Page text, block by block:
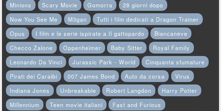
Minions Scary Movie Gomorra
28 giorni dopo
Now You See Me
M3gan
Tutti i film dedicati a Dragon Trainer
Opus
I film e le serie ispirate a Il gattopardo
Biancaneve
Checco Zalone
Oppenheimer Baby Sitter
Royal Family
Leonardo Da Vinci
Jurassic Park - World
Cinquanta sfumature
Pirati dei Caraibi
007 James Bond Auto da corsa
Virus
Indiana Jones
Unbreakable Robert Langdon
Harry Potter
Millennium
Teen movie italiani
Fast and Furious